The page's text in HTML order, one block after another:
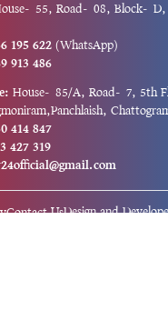
55, Road-08, Block-D,
195 622 (WhatsApp)
913 486
House-85/A, Road-7, 5th
414 847
427 319
Contact UsDesign and